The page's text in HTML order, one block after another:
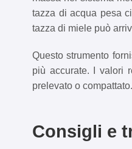
tazza di acqua pesa
tazza di miele può
Questo strumento
più accurate. I valori
prelevato o compattato.
Consigli e